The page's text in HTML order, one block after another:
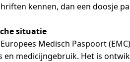
kennen, dan een doosje
situatie
Medisch Paspoort
medicijngebruik. Het is